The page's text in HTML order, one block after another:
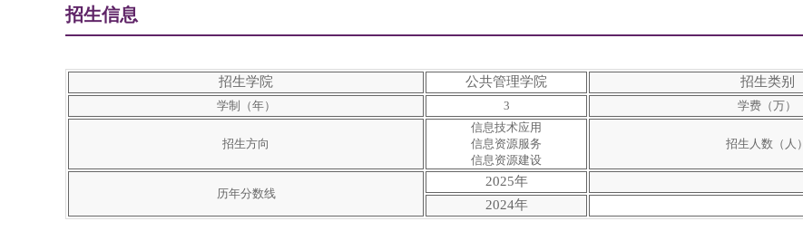
招生信息
招生学院 公共管理学院 招生类别
学制（年） 3 学费（万）
招生方向
信息技术应用
信息资源服务
信息资源建设
招生人数（人）
历年分数线
2025年
2024年